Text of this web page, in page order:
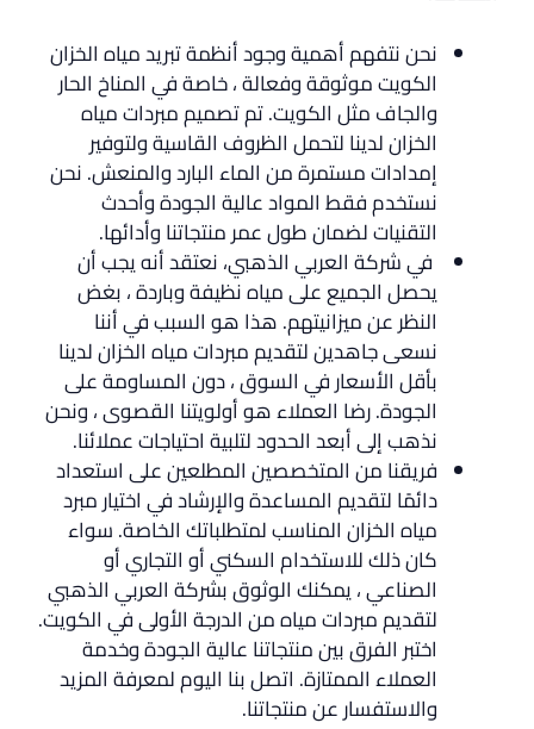
نحن نتفهم أهمية وجود أنظمة تبريد مياه الخزان
الكويت موثوقة وفعالة ، خاصة في المناخ الحار
والجاف مثل الكويت. تم تصميم مبردات مياه
الخزان لدينا لتحمل الظروف القاسية ولتوفير
إمدادات مستمرة من الماء البارد والمنعش. نحن
نستخدم فقط المواد عالية الجودة وأحدث
التقنيات لضمان طول عمر منتجاتنا وأدائها.
في شركة العربي الذهبي، نعتقد أنه يجب أن
يحصل الجميع على مياه نظيفة وباردة ، بغض
النظر عن ميزانيتهم. هذا هو السبب في أننا
نسعى جاهدين لتقديم مبردات مياه الخزان لدينا
بأقل الأسعار في السوق ، دون المساومة على
الجودة. رضا العملاء هو أولويتنا القصوى ، ونحن
نذهب إلى أبعد الحدود لتلبية احتياجات عملائنا.
فريقنا من المتخصصين المطلعين على استعداد
دائمًا لتقديم المساعدة والإرشاد في اختيار مبرد
مياه الخزان المناسب لمتطلباتك الخاصة. سواء
كان ذلك للاستخدام السكني أو التجاري أو
الصناعي ، يمكنك الوثوق بشركة العربي الذهبي
لتقديم مبردات مياه من الدرجة الأولى في الكويت.
اختبر الفرق بين منتجاتنا عالية الجودة وخدمة
العملاء الممتازة. اتصل بنا اليوم لمعرفة المزيد
والاستفسار عن منتجاتنا.